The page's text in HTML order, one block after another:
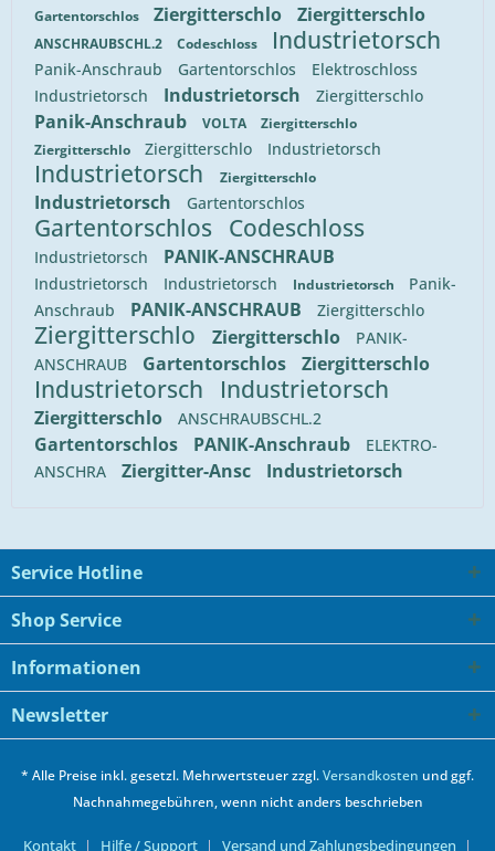
Gartentorschlos Ziergitterschlo Ziergitterschlo
ANSCHRAUBSCHL.2 Codeschloss Industrietorsch
Panik-Anschraub Gartentorschlos
Elektroschloss
Industrietorsch
Industrietorsch Ziergitterschlo
Panik-Anschraub VOLTA
Ziergitterschlo
Ziergitterschlo
Ziergitterschlo Industrietorsch
Industrietorsch Ziergitterschlo
Industrietorsch Gartentorschlos
Gartentorschlos Codeschloss
Industrietorsch PANIK-ANSCHRAUB
Industrietorsch Industrietorsch Industrietorsch
Panik-
Anschraub
PANIK-ANSCHRAUB Ziergitterschlo
Ziergitterschlo Ziergitterschlo
PANIK-
ANSCHRAUB
Gartentorschlos Ziergitterschlo
Industrietorsch Industrietorsch
Ziergitterschlo ANSCHRAUBSCHL.2
Gartentorschlos PANIK-Anschraub
ELEKTRO-
ANSCHRA
Ziergitter-Ansc Industrietorsch
Service Hotline
Shop Service
Informationen
Newsletter
* Alle Preise inkl. gesetzl. Mehrwertsteuer zzgl.Versandkosten und ggf.
Nachnahmegebühren, wenn nicht anders beschrieben
Kontakt Hilfe / Support Versand und Zahlungsbedingungen